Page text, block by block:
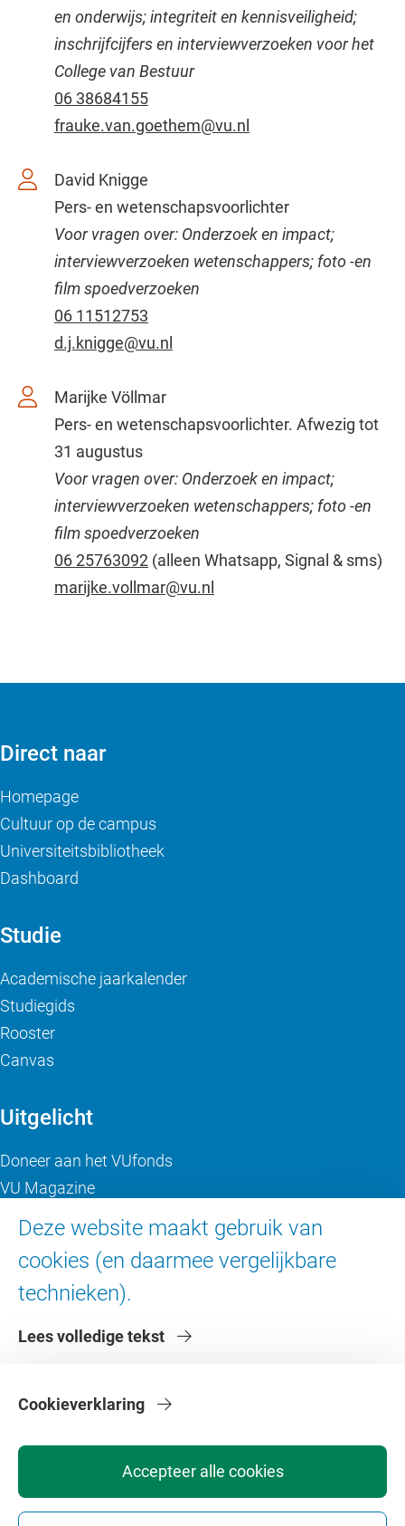
en onderwijs; integriteit en kennisveiligheid;
inschrijfcijfers en interviewverzoeken voor het
College van Bestuur
06 38684155
frauke.van.goethem@vu.nl
David Knigge
Pers- en wetenschapsvoorlichter
Voor vragen over: Onderzoek en impact;
interviewverzoeken wetenschappers; foto -en
film spoedverzoeken
06 11512753
d.j.knigge@vu.nl
Marijke Völlmar
Pers- en wetenschapsvoorlichter. Afwezig tot
31 augustus
Voor vragen over: Onderzoek en impact;
interviewverzoeken wetenschappers; foto -en
film spoedverzoeken
06 25763092 (alleen Whatsapp, Signal & sms)
marijke.vollmar@vu.nl
Deze website maakt gebruik van
cookies (en daarmee vergelijkbare
technieken).
Lees volledige tekst
Accepteer alle cookies
Cookieverklaring
Direct naar
Homepage
Cultuur op de campus
Universiteitsbibliotheek
Dashboard
Studie
Academische jaarkalender
Studiegids
Rooster
Canvas
Uitgelicht
Doneer aan het VUfonds
VU Magazine
Over de VU
Contact en route
Faculteiten